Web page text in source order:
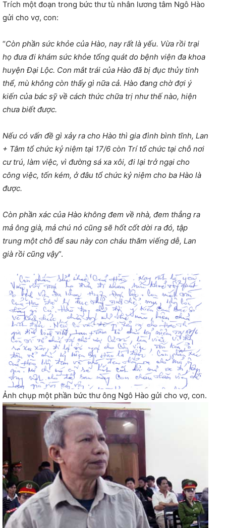
Trích một đoạn trong bức thư tù nhân lương tâm Ngô Hào
gửi cho vợ, con:
“Còn phần sức khỏe của Hào, nay rất là yếu. Vừa rồi trại
họ đưa đi khám sức khỏe tổng quát do bệnh viện đa khoa
huyện Đại Lộc. Con mắt trái của Hào đã bị đục thủy tinh
thể, mù không còn thấy gì nữa cả. Hào đang chờ đợi ý
kiến của bác sỹ về cách thức chữa trị như thế nào, hiện
chưa biết được.
Nếu có vấn đề gì xảy ra cho Hào thì gia đình bình tĩnh, Lan
+ Tâm tổ chức kỷ niệm tại 17/6 còn Trí tổ chức tại chỗ nơi
cư trú, làm việc, vì đường sá xa xôi, đi lại trở ngại cho
công việc, tốn kém, ở đâu tổ chức kỷ niệm cho ba Hào là
được.
Còn phần xác của Hào không đem về nhà, đem thẳng ra
mả ông già, mả chú nó cũng sẽ hốt cốt dời ra đó, tập
trung một chỗ để sau này con cháu thăm viếng dễ, Lan
già rồi cũng vậy”.
Ảnh chụp một phần bức thư ông Ngô Hào gửi cho vợ, con.